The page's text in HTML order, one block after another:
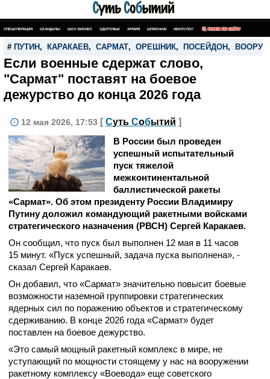
СПЕЦОПЕРАЦИЯ СКАНДАЛЫ ШОУ-БИЗНЕС ЗДОРОВЬЕ АРМИЯ ШПИОНАЖ НЕКРОЛОГ ПОИСК ПО САЙТУ
# ПУТИН , КАРАКАЕВ, САРМАТ, ОРЕШНИК, ПОСЕЙДОН ,
Если военные сдержат слово,
"Сармат" поставят на боевое
дежурство до конца 2026 года
12 мая 2026, 17:53 [ Суть Событий ]
В России был проведен
успешный испытательный
пуск тяжелой
межконтинентальной
баллистической ракеты
«Сармат». Об этом президенту России Владимиру
Путину доложил командующий ракетными войсками
стратегического назначения (РВСН) Сергей Каракаев.
Он сообщил, что пуск был выполнен 12 мая в 11 часов
15 минут. «Пуск успешный, задача пуска выполнена», -
сказал Сергей Каракаев.
Он добавил, что «Сармат» значительно повысит боевые
возможности наземной группировки стратегических
ядерных сил по поражению объектов и стратегическому
сдерживанию. В конце 2026 года «Сармат» будет
поставлен на боевое дежурство.
«Это самый мощный ракетный комплекс в мире, не
уступающий по мощности стоящему у нас на вооружении
ракетному комплексу «Воевода» еще советского